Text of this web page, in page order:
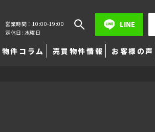
営業時間：10:00-19:00
定休日: 水曜日
LINE
物件コラム 売買物件情報 お客様の声